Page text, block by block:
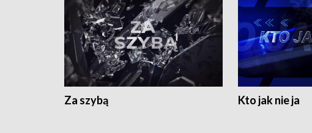
Za szybą Kto jak nie ja